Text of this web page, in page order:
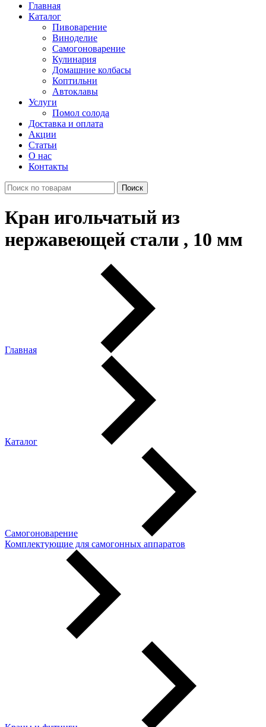
Главная
Каталог
Пивоварение
Виноделие
Самогоноварение
Кулинария
Домашние колбасы
Коптильни
Автоклавы
Услуги
Помол солода
Доставка и оплата
Акции
Статьи
О нас
Контакты
Кран игольчатый из
нержавеющей стали , 10 мм
Главная
Каталог
Самогоноварение
Комплектующие для самогонных аппаратов